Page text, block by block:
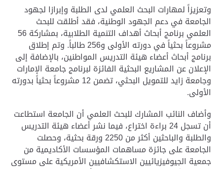
وتعزيزاً لمهارات البحث العلمي لدى الطلبة وإبرازا لجهود
الجامعة في دعم الجهود الوطنية، فقد أطلقت للبحث
العلمي برنامج أبحاث أهداف التنمية الطلابية، بمشاركة 56
مشروعاً بحثياً في دورته الأولى و256 طالباً . وتم إطلاق
برنامج أبحاث أعضاء هيئة التدريس المواطنين، بالإضافة إلى
الإعلان عن المشاريع البحثية الفائزة لبرنامج جامعة الإمارات
وجامعة زايد للتمويل البحثي، تضمن 12 مشروعاً بحثياً بدورته
الأولى.
وأضاف النائب المشارك للبحث العلمي أن الجامعة استطاعت
أن تسجل 24 براءة اختراع، فيما نشر أعضاء هيئة التدريس
والطلبة والباحثين أكثر من 2250 ورقة بحثية، وحصلت
الجامعة على جائزة مساهمات المؤسسات الأكاديمية من
جمعية الجيوفيزيائيين الاستكشافيين الأمريكية على مستوى